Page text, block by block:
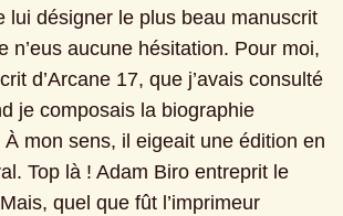
lui désigner le plus beau manuscrit
n’eus aucune hésitation. Pour moi,
d’Arcane 17, que j’avais consulté
je composais la biographie
À mon sens, il eigeait une édition en
Top là ! Adam Biro entreprit le
quel que fût l’imprimeur